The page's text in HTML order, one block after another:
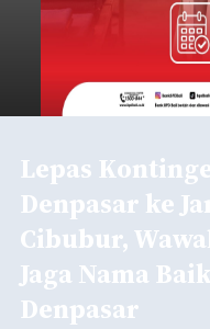
Lepas
Denpasar ke
Cibubur,
Jaga Nama
Denpasar